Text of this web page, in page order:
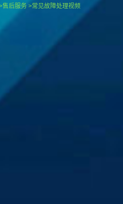
售后服务 >常见故障处理视频